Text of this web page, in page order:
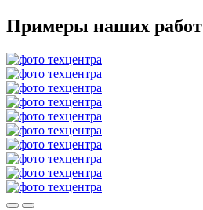
Примеры наших работ